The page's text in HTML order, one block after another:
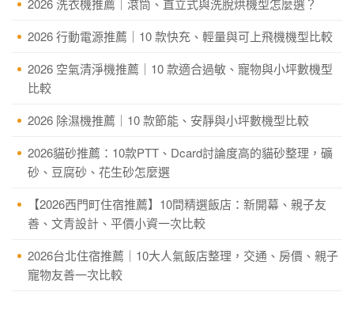
2026 洗衣機推薦｜滾筒、直立式與洗脫烘機型怎麼選？
2026 行動電源推薦｜10 款快充、輕量與可上飛機機型比較
2026 空氣清淨機推薦｜10 款適合過敏、寵物與小坪數機型
比較
2026 除濕機推薦｜10 款節能、安靜與小坪數機型比較
2026貓砂推薦：10款PTT、Dcard討論度高的貓砂整理，礦
砂、豆腐砂、花生砂怎麼選
【2026西門町住宿推薦】10間精選飯店：新開幕、親子友
善、文青設計、平價小資一次比較
2026台北住宿推薦｜10大人氣飯店整理，交通、房價、親子
寵物友善一次比較